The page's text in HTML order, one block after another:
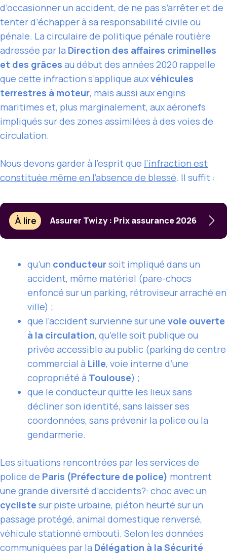
d’occasionner un accident, de ne pas s’arrêter et de
tenter d’échapper à sa responsabilité civile ou
pénale. La circulaire de politique pénale routière
adressée par la Direction des affaires criminelles
et des grâces au début des années 2020 rappelle
que cette infraction s’applique auxvéhicules
terrestres à moteur, mais aussi aux engins
maritimes et, plus marginalement, aux aéronefs
impliqués sur des zones assimilées à des voies de
circulation.
Nous devons garder à l’esprit que l’infraction est
constituée même en l’absence de blessé. Il suffit :
À lire Assurer Twizy : Prix assurance 2026
qu’un conducteursoit impliqué dans un
accident, même matériel (pare-chocs
enfoncé sur un parking, rétroviseur arraché en
ville) ;
que l’accident survienne sur une voie ouverte
à la circulation, qu’elle soit publique ou
privée accessible au public (parking de centre
commercial à Lille, voie interne d’une
copropriété à Toulouse) ;
que le conducteur quitte les lieux sans
décliner son identité, sans laisser ses
coordonnées, sans prévenir la police ou la
gendarmerie.
Les situations rencontrées par les services de
police de Paris (Préfecture de police) montrent
une grande diversité d’accidents?: choc avec un
cycliste sur piste urbaine, piéton heurté sur un
passage protégé, animal domestique renversé,
véhicule stationné embouti. Selon les données
communiquées par la Délégation à la Sécurité